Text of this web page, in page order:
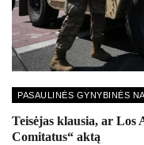
PASAULINĖS GYNYBINĖS
Teisėjas klausia, ar Los
Comitatus“ aktą